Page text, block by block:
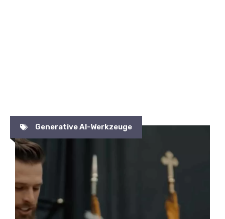
Generative AI-Werkzeuge